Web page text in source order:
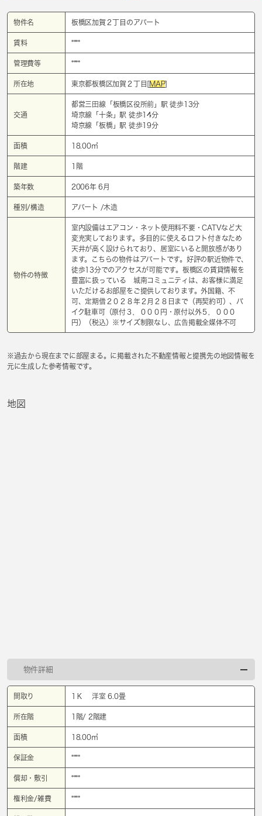
物件名 板橋区加賀２丁目のアパート
賃料 ****
管理費等 ****
所在地 東京都板橋区加賀２丁目[MAP]
交通
都営三田線「 板橋区役所前 」駅 徒歩13分
埼京線「 十条」駅 徒歩14分
埼京線「 板橋」駅 徒歩19分
面積 18.00㎡
階建 1階
築年数 2006年 6月
種別/構造 アパート /木造
物件の特徴
室内設備はエアコン・ネット使用料不要・CATVなど大
変充実しております。多目的に使えるロフト付きなため
天井が高く設けられており、居室にいると開放感があり
ます。こちらの物件はアパートです。好評の駅近物件で、
徒歩13分でのアクセスが可能です。板橋区の賃貸情報を
豊富に扱っている 城南コミュニティは、お客様に満足
いただけるお部屋をご提供しております。外国籍、不
可、定期借２０２８年２月２８日まで（再契約可）、バ
イク駐車可（原付３，０００円・原付以外５，０００
円）（税込）※サイズ制限なし、広告掲載全媒体不可
※過去から現在までに部屋まる。に掲載された不動産情報と提携先の地図情報を
元に生成した参考情報です。
地図
物件詳細
間取り 1Ｋ 洋室 6.0畳
所在階 1階/ 2階建
面積 18.00㎡
保証金 ****
償却・敷引 ****
権利金/雑費 ****